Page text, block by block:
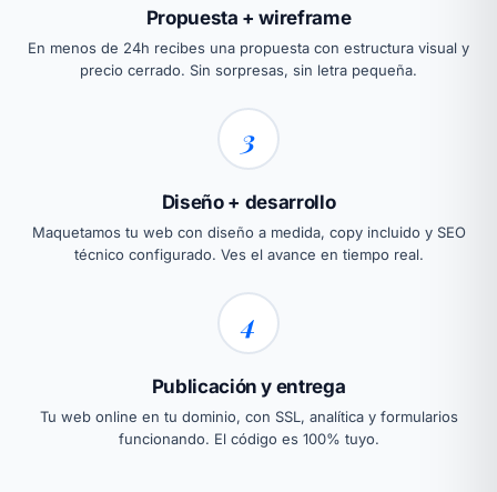
Propuesta + wireframe
En menos de 24h recibes una propuesta con estructura visual y
precio cerrado. Sin sorpresas, sin letra pequeña.
3
Diseño + desarrollo
Maquetamos tu web con diseño a medida, copy incluido y SEO
técnico configurado. Ves el avance en tiempo real.
4
Publicación y entrega
Tu web online en tu dominio, con SSL, analítica y formularios
funcionando. El código es 100% tuyo.